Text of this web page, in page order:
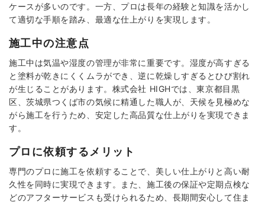
ケースが多いのです。一方、プロは長年の経験と知識を活かし
て適切な手順を踏み、最適な仕上がりを実現します。
施工中の注意点
施工中は気温や湿度の管理が非常に重要です。湿度が高すぎる
と塗料が乾きにくくムラができ、逆に乾燥しすぎるとひび割れ
が生じることがあります。株式会社 HIGHでは、東京都目黒
区、茨城県つくば市の気候に精通した職人が、天候を見極めな
がら施工を行うため、安定した高品質な仕上がりを実現できま
す。
プロに依頼するメリット
専門のプロに施工を依頼することで、美しい仕上がりと高い耐
久性を同時に実現できます。また、施工後の保証や定期点検な
どのアフターサービスも受けられるため、長期間安心して住ま